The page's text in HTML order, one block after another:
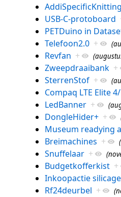
USB-C-protoboard
PETDuino in
Telefoon2.0 +
Revfan +
Zweepdraaibank +
SterrenStof +
Compaq LTE Elite
LedBanner +
DongleHider+ +
Museum readying
Breimachines +
Snuffelaar +
Budgetkofferkist +
Inkoopactie
Rf24deurbel +